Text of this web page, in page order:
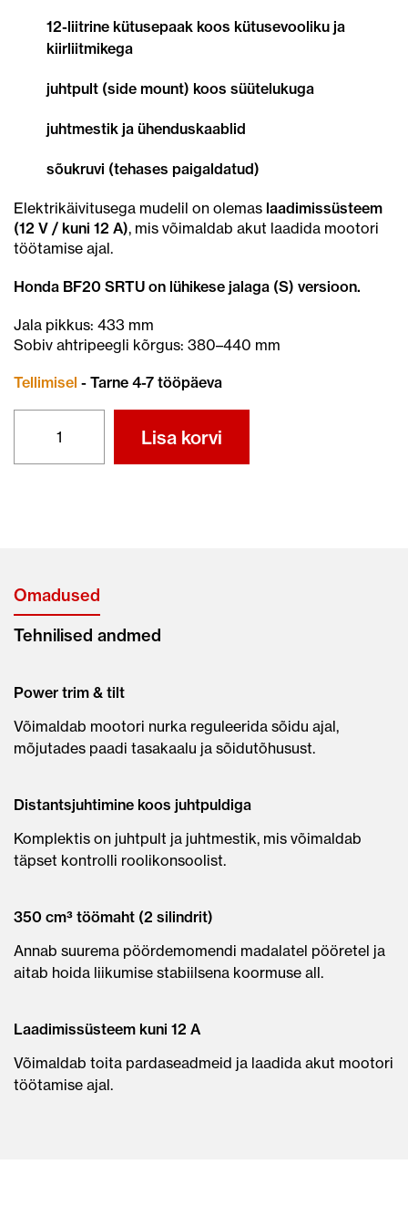
12-liitrine kütusepaak koos kütusevooliku ja
kiirliitmikega
juhtpult (side mount) koos süütelukuga
juhtmestik ja ühenduskaablid
sõukruvi (tehases paigaldatud)
Elektrikäivitusega mudelil on olemas laadimissüsteem
(12 V / kuni 12 A), mis võimaldab akut laadida mootori
töötamise ajal.
Honda BF20 SRTU on lühikese jalaga (S) versioon.
Jala pikkus: 433 mm
Sobiv ahtripeegli kõrgus: 380–440 mm
Tellimisel - Tarne 4-7 tööpäeva
Lisa korvi
Omadused
Tehnilised andmed
Power trim & tilt
Võimaldab mootori nurka reguleerida sõidu ajal,
mõjutades paadi tasakaalu ja sõidutõhusust.
Distantsjuhtimine koos juhtpuldiga
Komplektis on juhtpult ja juhtmestik, mis võimaldab
täpset kontrolli roolikonsoolist.
350 cm³ töömaht (2 silindrit)
Annab suurema pöördemomendi madalatel pööretel ja
aitab hoida liikumise stabiilsena koormuse all.
Laadimissüsteem kuni 12 A
Võimaldab toita pardaseadmeid ja laadida akut mootori
töötamise ajal.